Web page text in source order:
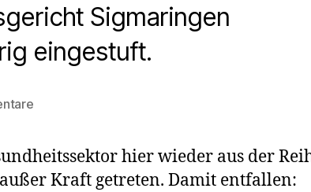
Sigmaringen
eingestuft.
zu
Arbeitsschutzverordung
ist
hier wieder aus der
Kraft getreten. Damit entfallen: